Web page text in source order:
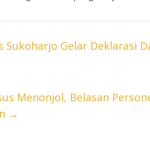
Sukoharjo Gelar Deklarasi
Menonjol, Belasan
→